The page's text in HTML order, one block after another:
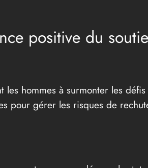
positive du
hommes à surmonter les
pour gérer les risques de